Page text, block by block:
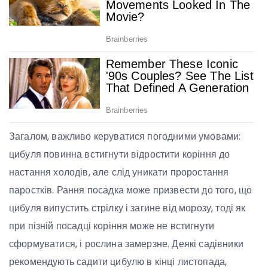
Загалом, важливо керуватися погодними умовами:
цибуля повинна встигнути відростити коріння до
настання холодів, але слід уникати проростання
паростків. Рання посадка може призвести до того, що
цибуля випустить стрілку і загине від морозу, тоді як
при пізній посадці коріння може не встигнути
сформуватися, і рослина замерзне. Деякі садівники
рекомендують садити цибулю в кінці листопада,